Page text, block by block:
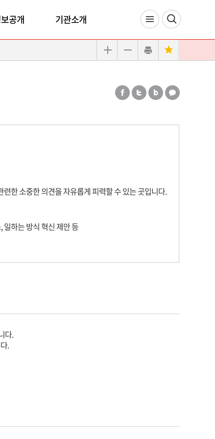
공개 기관소개
한 소중한 의견을 자유롭게 피력할 수 있는 곳입니다.
일하는 방식 혁신 제안 등
다.
.